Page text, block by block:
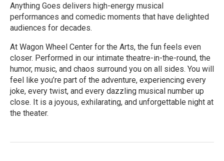
Anything Goes delivers high-energy musical
performances and comedic moments that have delighted
audiences for decades.
At Wagon Wheel Center for the Arts, the fun feels even
closer. Performed in our intimate theatre-in-the-round, the
humor, music, and chaos surround you on all sides. You will
feel like you’re part of the adventure, experiencing every
joke, every twist, and every dazzling musical number up
close. It is a joyous, exhilarating, and unforgettable night at
the theater.
e